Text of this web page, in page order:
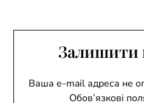
Залишити
Ваша e-mail адреса не
Обов’язкові